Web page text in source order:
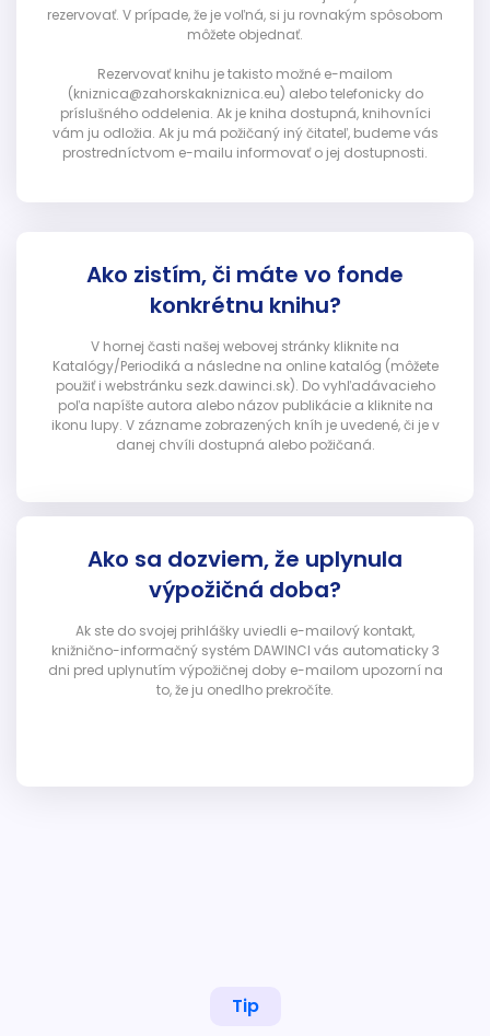
rezervovať. V prípade, že je voľná, si ju rovnakým spôsobom
môžete objednať.
Rezervovať knihu je takisto možné e-mailom
(kniznica@zahorskakniznica.eu) alebo telefonicky do
príslušného oddelenia. Ak je kniha dostupná, knihovníci
vám ju odložia. Ak ju má požičaný iný čitateľ, budeme vás
prostredníctvom e-mailu informovať o jej dostupnosti.
Ako zistím, či máte vo fonde
konkrétnu knihu?
V hornej časti našej webovej stránky kliknite na
Katalógy/Periodiká a následne na online katalóg (môžete
použiť i webstránku sezk.dawinci.sk). Do vyhľadávacieho
poľa napíšte autora alebo názov publikácie a kliknite na
ikonu lupy. V zázname zobrazených kníh je uvedené, či je v
danej chvíli dostupná alebo požičaná.
Ako sa dozviem, že uplynula
výpožičná doba?
Ak ste do svojej prihlášky uviedli e-mailový kontakt,
knižnično-informačný systém DAWINCI vás automaticky 3
dni pred uplynutím výpožičnej doby e-mailom upozorní na
to, že ju onedlho prekročíte.
Tip